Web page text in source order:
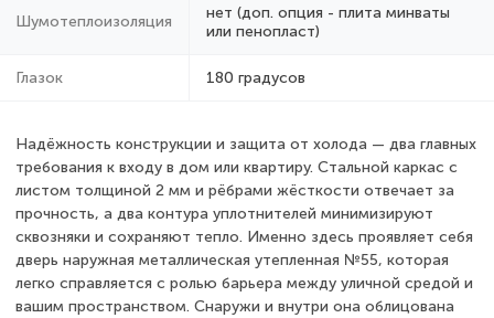
Шумотеплоизоляция
нет (доп. опция - плита минваты
или пенопласт)
Глазок 180 градусов
Надёжность конструкции и защита от холода — два главных
требования к входу в дом или квартиру. Стальной каркас с
листом толщиной 2 мм и рёбрами жёсткости отвечает за
прочность, а два контура уплотнителей минимизируют
сквозняки и сохраняют тепло. Именно здесь проявляет себя
дверь наружная металлическая утепленная №55, которая
легко справляется с ролью барьера между уличной средой и
вашим пространством. Снаружи и внутри она облицована